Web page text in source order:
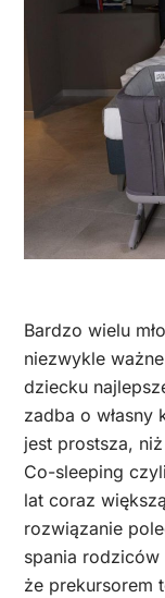
Bardzo wielu
niezwykle
dziecku
zadba o
jest prostsza,
Co-sleeping
lat coraz
rozwiązanie
spania
że prekursorem